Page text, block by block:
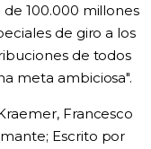
100.000 millones
de giro a los
de todos
meta ambiciosa".
Francesco
Escrito por